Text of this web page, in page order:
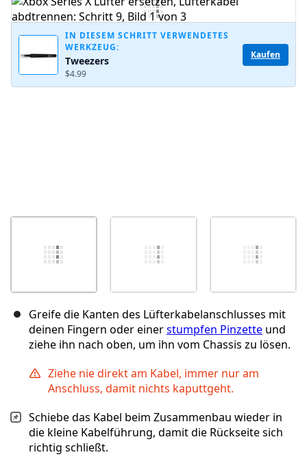
Kommentar hinzufügen
Kommentieren
IN DIESEM SCHRITT VERWENDETES
WERKZEUG:
Tweezers
$4.99
Kaufen
Greife die Kanten des Lüfterkabelanschlusses mit
deinen Fingern oder einerstumpfen Pinzette und
ziehe ihn nach oben, um ihn vom Chassis zu lösen.
Ziehe nie direkt am Kabel, immer nur am
Anschluss, damit nichts kaputtgeht.
Schiebe das Kabel beim Zusammenbau wieder in
die kleine Kabelführung, damit die Rückseite sich
richtig schließt.